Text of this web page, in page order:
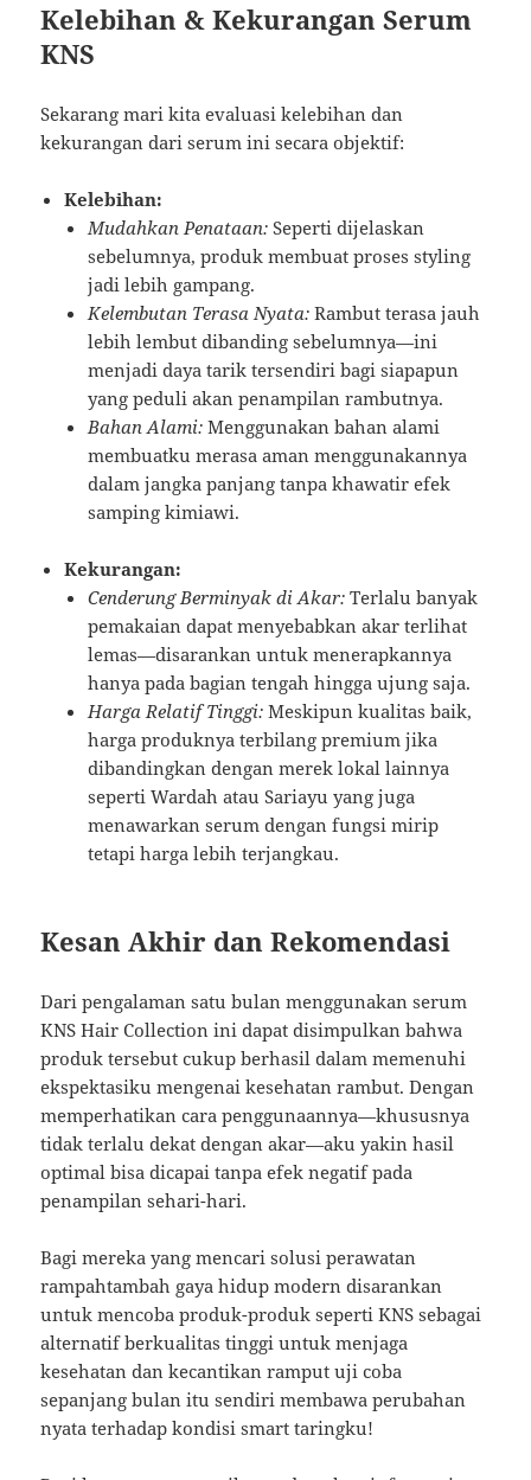
Kelebihan & Kekurangan Serum
KNS
Sekarang mari kita evaluasi kelebihan dan
kekurangan dari serum ini secara objektif:
Kelebihan:
Mudahkan Penataan: Seperti dijelaskan
sebelumnya, produk membuat proses styling
jadi lebih gampang.
Kelembutan Terasa Nyata: Rambut terasa jauh
lebih lembut dibanding sebelumnya—ini
menjadi daya tarik tersendiri bagi siapapun
yang peduli akan penampilan rambutnya.
Bahan Alami: Menggunakan bahan alami
membuatku merasa aman menggunakannya
dalam jangka panjang tanpa khawatir efek
samping kimiawi.
Kekurangan:
Cenderung Berminyak di Akar: Terlalu banyak
pemakaian dapat menyebabkan akar terlihat
lemas—disarankan untuk menerapkannya
hanya pada bagian tengah hingga ujung saja.
Harga Relatif Tinggi: Meskipun kualitas baik,
harga produknya terbilang premium jika
dibandingkan dengan merek lokal lainnya
seperti Wardah atau Sariayu yang juga
menawarkan serum dengan fungsi mirip
tetapi harga lebih terjangkau.
Kesan Akhir dan Rekomendasi
Dari pengalaman satu bulan menggunakan serum
KNS Hair Collection ini dapat disimpulkan bahwa
produk tersebut cukup berhasil dalam memenuhi
ekspektasiku mengenai kesehatan rambut. Dengan
memperhatikan cara penggunaannya—khususnya
tidak terlalu dekat dengan akar—aku yakin hasil
optimal bisa dicapai tanpa efek negatif pada
penampilan sehari-hari.
Bagi mereka yang mencari solusi perawatan
rampahtambah gaya hidup modern disarankan
untuk mencoba produk-produk seperti KNS sebagai
alternatif berkualitas tinggi untuk menjaga
kesehatan dan kecantikan ramput uji coba
sepanjang bulan itu sendiri membawa perubahan
nyata terhadap kondisi smart taringku!